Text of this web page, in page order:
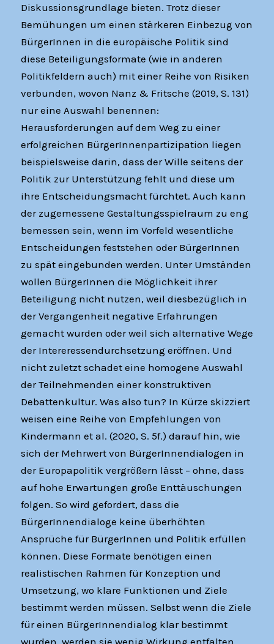
Diskussionsgrundlage bieten. Trotz dieser
Bemühungen um einen stärkeren Einbezug von
BürgerInnen in die europäische Politik sind
diese Beteiligungsformate (wie in anderen
Politikfeldern auch) mit einer Reihe von Risiken
verbunden, wovon Nanz & Fritsche (2019, S. 131)
nur eine Auswahl benennen:
Herausforderungen auf dem Weg zu einer
erfolgreichen BürgerInnenpartizipation liegen
beispielsweise darin, dass der Wille seitens der
Politik zur Unterstützung fehlt und diese um
ihre Entscheidungsmacht fürchtet. Auch kann
der zugemessene Gestaltungsspielraum zu eng
bemessen sein, wenn im Vorfeld wesentliche
Entscheidungen feststehen oder BürgerInnen
zu spät eingebunden werden. Unter Umständen
wollen BürgerInnen die Möglichkeit ihrer
Beteiligung nicht nutzen, weil diesbezüglich in
der Vergangenheit negative Erfahrungen
gemacht wurden oder weil sich alternative Wege
der Intereressendurchsetzung eröffnen. Und
nicht zuletzt schadet eine homogene Auswahl
der Teilnehmenden einer konstruktiven
Debattenkultur. Was also tun? In Kürze skizziert
weisen eine Reihe von Empfehlungen von
Kindermann et al. (2020, S. 5f.) darauf hin, wie
sich der Mehrwert von BürgerInnendialogen in
der Europapolitik vergrößern lässt – ohne, dass
auf hohe Erwartungen große Enttäuschungen
folgen. So wird gefordert, dass die
BürgerInnendialoge keine überhöhten
Ansprüche für BürgerInnen und Politik erfüllen
können. Diese Formate benötigen einen
realistischen Rahmen für Konzeption und
Umsetzung, wo klare Funktionen und Ziele
bestimmt werden müssen. Selbst wenn die Ziele
für einen BürgerInnendialog klar bestimmt